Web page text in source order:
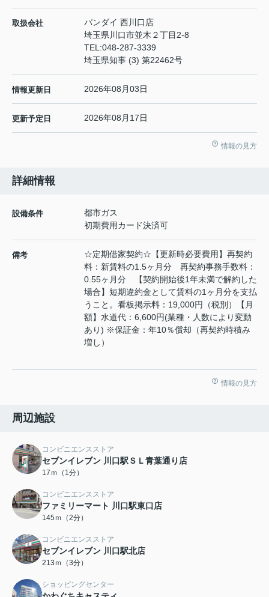
取扱会社
バンダイ 西川口店
埼玉県川口市並木２丁目2-8
TEL:048-287-3339
埼玉県知事 (3) 第22462号
情報更新日 2026年08月03日
更新予定日 2026年08月17日
情報の見方
詳細情報
設備条件
都市ガス
初期費用カード決済可
備考
☆定期借家契約☆【更新時必要費用】再契約
料：新賃料の1.5ヶ月分 再契約事務手数料：
0.55ヶ月分 【契約開始後1年未満で解約した
場合】短期違約金として賃料の1ヶ月分を支払
うこと。看板掲示料：19,000円（税別）【月
額】水道代：6,600円(業種・人数により変動
あり) ※保証金：年10％償却（再契約時積み
増し）
情報の見方
周辺施設
コンビニエンスストア
セブンイレブン 川口駅ＳＬ青葉通り店
17ｍ（1分）
コンビニエンスストア
ファミリーマート 川口駅東口店
145ｍ（2分）
コンビニエンスストア
セブンイレブン 川口駅北店
213ｍ（3分）
ショッピングセンター